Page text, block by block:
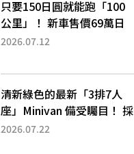
只要150日圓就能跑「100
公里」！ 新車售價69萬日
圓的「3人座」Trike大受歡
為何能迅速熱賣？
2026.07.12
清新綠色的最新「3排7人
座」Minivan 備受矚目！ 採
用全長4.7公尺剛剛好的車
2026.07.22